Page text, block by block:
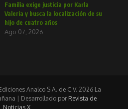
Familia exige justicia por Karla
Valeria y busca la localización de su
hijo de cuatro años
Ago 07, 2026
Analco S.A. de C.V. 2026 La
| Desarrollado por Revista de
Noticias X